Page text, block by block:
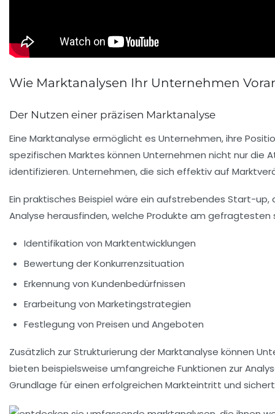
Wie Marktanalysen Ihr Unternehmen
Der Nutzen einer präzisen Marktanalyse
Eine Marktanalyse ermöglicht es Unternehmen, ihre
spezifischen Marktes können Unternehmen nicht nur die
identifizieren. Unternehmen, die sich effektiv auf
Ein praktisches Beispiel wäre ein aufstrebendes Start-
Analyse herausfinden, welche Produkte am
Identifikation von Marktentwicklungen
Bewertung der Konkurrenzsituation
Erkennung von Kundenbedürfnissen
Erarbeitung von Marketingstrategien
Festlegung von Preisen und Angeboten
Zusätzlich zur Strukturierung der Marktanalyse können
bieten beispielsweise umfangreiche Funktionen zur
Grundlage für einen erfolgreichen Markteintritt und